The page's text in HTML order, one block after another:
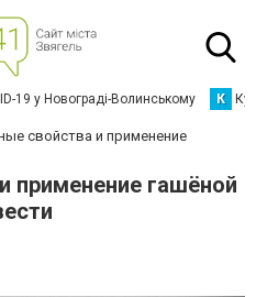
19 у Новограді-Волинському К
свойства и применение
применение гашёной